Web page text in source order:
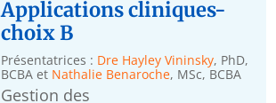
Applications cliniques-
choix B
Présentatrices : Dre Hayley Vininsky, PhD,
BCBA et Nathalie Benaroche, MSc, BCBA
Gestion des